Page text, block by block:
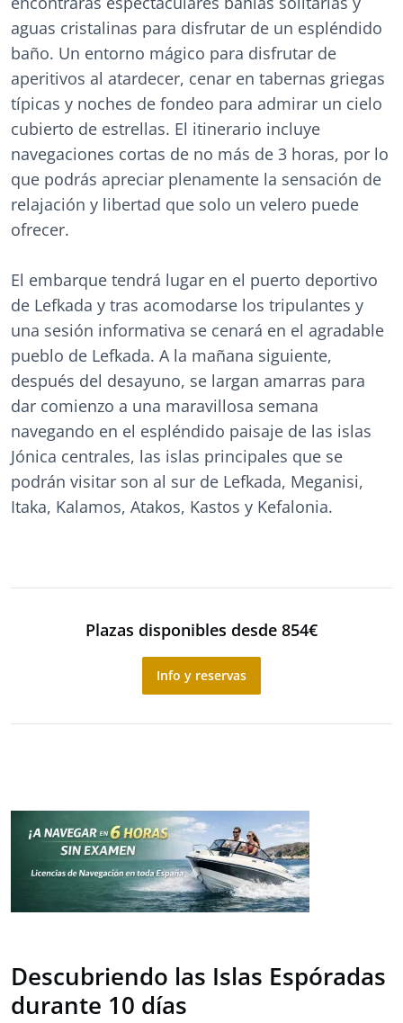
aguas cristalinas para disfrutar de un espléndido
baño. Un entorno mágico para disfrutar de
aperitivos al atardecer, cenar en tabernas griegas
típicas y noches de fondeo para admirar un cielo
cubierto de estrellas. El itinerario incluye
navegaciones cortas de no más de 3 horas, por lo
que podrás apreciar plenamente la sensación de
relajación y libertad que solo un velero puede
ofrecer.
El embarque tendrá lugar en el puerto deportivo
de Lefkada y tras acomodarse los tripulantes y
una sesión informativa se cenará en el agradable
pueblo de Lefkada. A la mañana siguiente,
después del desayuno, se largan amarras para
dar comienzo a una maravillosa semana
navegando en el espléndido paisaje de las islas
Jónica centrales, las islas principales que se
podrán visitar son al sur de Lefkada, Meganisi,
Itaka, Kalamos, Atakos, Kastos y Kefalonia.
Plazas disponibles desde 854€
Info y reservas
Descubriendo las Islas Espóradas
durante 10 días